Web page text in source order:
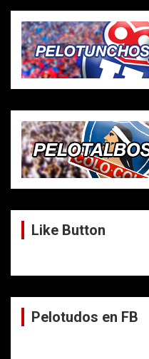
Like Button
Pelotudos en FB